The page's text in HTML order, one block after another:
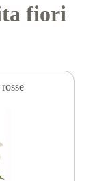
fiori